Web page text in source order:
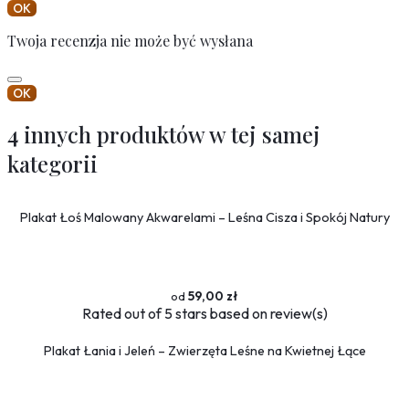
OK
Twoja recenzja nie może być wysłana
OK
4 innych produktów w tej samej
kategorii
Plakat Łoś Malowany Akwarelami – Leśna Cisza i Spokój Natury
59,00 zł
Ratedout of 5 stars based onreview(s)
Plakat Łania i Jeleń – Zwierzęta Leśne na Kwietnej Łące